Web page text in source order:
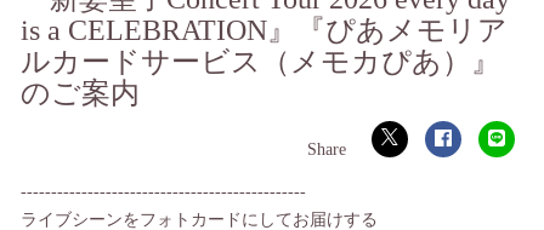
is a CELEBRATION』『ぴあメモリア
ルカードサービス（メモカぴあ）』
のご案内
-----------------------------------------------
ライブシーンをフォトカードにしてお届けする